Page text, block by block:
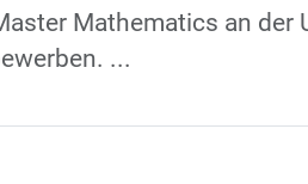
Mathematics an der
...